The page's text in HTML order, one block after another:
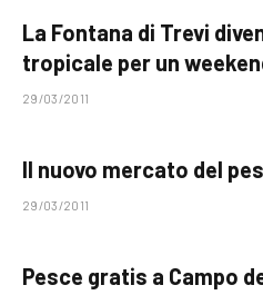
La Fontana di Trevi
tropicale per un
29/03/2011
Il nuovo mercato del
29/03/2011
Pesce gratis a Campo